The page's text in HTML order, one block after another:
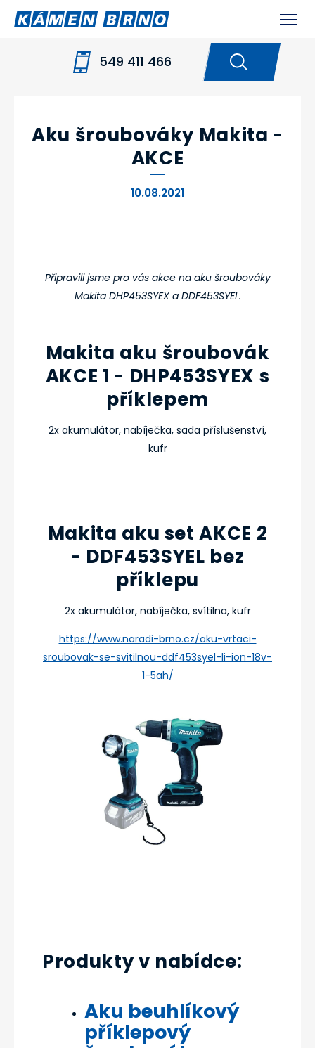
549 411 466
NOVINKY
AKU ŠROUBOVÁKY MAKITA
Aku šroubováky Makita -
AKCE
10.08.2021
Připravili jsme pro vás akce na aku šroubováky
Makita DHP453SYEX a DDF453SYEL.
Makita aku šroubovák
AKCE 1 - DHP453SYEX s
příklepem
2x akumulátor, nabíječka, sada příslušenství,
kufr
Makita aku set AKCE 2
- DDF453SYEL bez
příklepu
2x akumulátor, nabíječka, svítilna, kufr
https://www.naradi-brno.cz/aku-vrtaci-
sroubovak-se-svitilnou-ddf453syel-li-ion-18v-
1-5ah/
Produkty v nabídce:
Aku beuhlíkový
příklepový